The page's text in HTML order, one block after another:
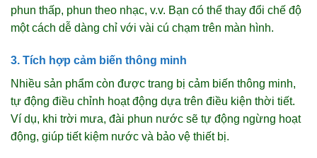
phun thấp, phun theo nhạc, v.v. Bạn có thể thay đổi chế độ
một cách dễ dàng chỉ với vài cú chạm trên màn hình.
3. Tích hợp cảm biến thông minh
Nhiều sản phẩm còn được trang bị cảm biến thông minh,
tự động điều chỉnh hoạt động dựa trên điều kiện thời tiết.
Ví dụ, khi trời mưa, đài phun nước sẽ tự động ngừng hoạt
động, giúp tiết kiệm nước và bảo vệ thiết bị.